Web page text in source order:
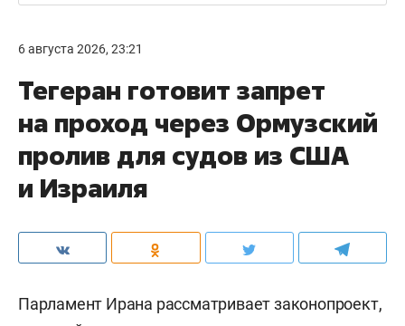
6 августа 2026, 23:21
Тегеран готовит запрет
на проход через Ормузский
пролив для судов из США
и Израиля
Парламент Ирана рассматривает законопроект,